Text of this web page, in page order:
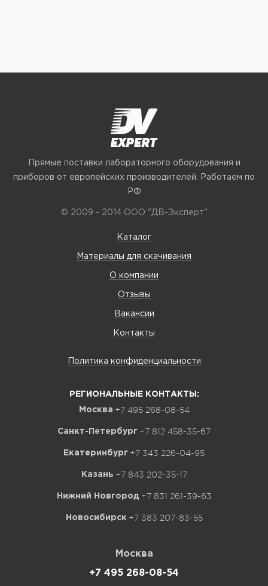
Прямые поставки лабораторного оборудования и
приборов от европейских производителей. Работаем по
РФ
© 2009 - 2014 ООО "ДВ-Эксперт"
Каталог
Материалы для скачивания
О компании
Отзывы
Вакансии
Контакты
Политика конфиденциальности
РЕГИОНАЛЬНЫЕ КОНТАКТЫ:
Москва +7 495 268-08-54
Санкт-Петербург +7 812 458-35-67
Екатеринбург +7 343 226-04-95
Казань +7 843 202-35-17
Нижний Новгород +7 831 261-39-63
Новосибирск +7 383 207-83-55
Москва
+7 495 268-08-54